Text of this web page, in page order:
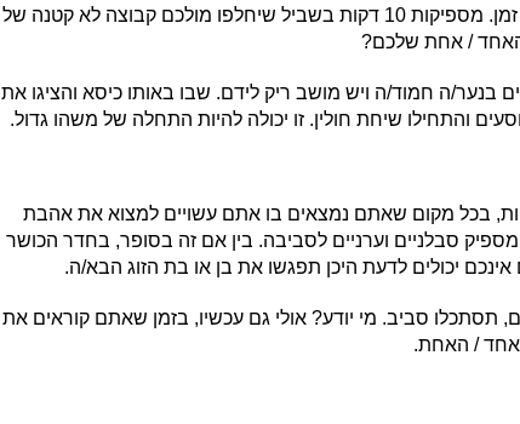
משתמשים בהם בכל כך קצת זמן. מספיקות 10 דקות בשביל שיחלפו מולכם קבוצה לא קטנה של
האחד / אחת שלכם?
בנער/ה חמוד/ה ויש מושב ריק לידם. שבו באותו כיסא והציגו את
והתחילו שיחת חולין. זו יכולה להיות התחלה של משהו גדול.
בכל מקום שאתם נמצאים בו אתם עשויים למצוא את אהבת
סבלניים וערניים לסביבה. בין אם זה בסופר, בחדר הכושר
יכולים לדעת היכן תפגשו את בן או בת הזוג הבא/ה.
תסתכלו סביב. מי יודע? אולי גם עכשיו, בזמן שאתם קוראים את
/ האחת.